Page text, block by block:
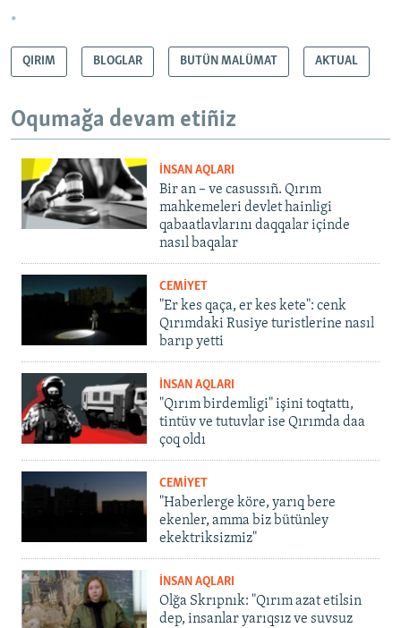
*
QIRIM BLOGLAR BUTÜN MALÜMAT AKTUAL
Oqumağa devam etiñiz
İNSAN AQLARI
Bir an – ve casussıñ. Qırım
mahkemeleri devlet hainligi
qabaatlavlarını daqqalar içinde
nasıl baqalar
CEMİYET
"Er kes qaça, er kes kete": cenk
Qırımdaki Rusiye turistlerine nasıl
barıp yetti
İNSAN AQLARI
"Qırım birdemligi" işini toqtattı,
tintüv ve tutuvlar ise Qırımda daa
çoq oldı
CEMİYET
"Haberlerge köre, yarıq bere
ekenler, amma biz bütünley
ekektriksizmiz"
İNSAN AQLARI
Olğa Skrıpnık: "Qırım azat etilsin
dep, insanlar yarıqsız ve suvsuz